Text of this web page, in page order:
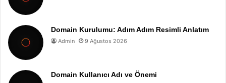
Domain Kurulumu: Adım Adım Resimli Anlatım
Admin 9 Ağustos 2026
Domain Kullanıcı Adı ve Önemi